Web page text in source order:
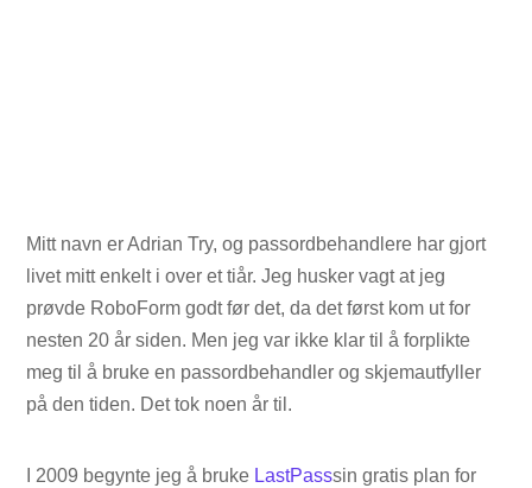
Mitt navn er Adrian Try, og passordbehandlere har gjort
livet mitt enkelt i over et tiår. Jeg husker vagt at jeg
prøvde RoboForm godt før det, da det først kom ut for
nesten 20 år siden. Men jeg var ikke klar til å forplikte
meg til å bruke en passordbehandler og skjemautfyller
på den tiden. Det tok noen år til.
I 2009 begynte jeg å bruke LastPasssin gratis plan for